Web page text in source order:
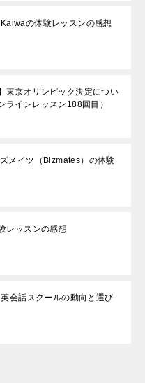
の体験レッスンの感想
東京オリンピック決定につい
ラインレッスン188回目）
メイツ（Bizmates）の体験
レッスンの感想
会話スクールの動向と選び